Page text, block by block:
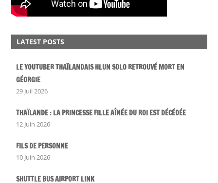
LATEST POSTS
LE YOUTUBER THAÏLANDAIS HLUN SOLO RETROUVÉ MORT EN
GÉORGIE
29 Juil 2026
THAÏLANDE : LA PRINCESSE FILLE AÎNÉE DU ROI EST DÉCÉDÉE
12 Juin 2026
FILS DE PERSONNE
10 Juin 2026
SHUTTLE BUS AIRPORT LINK